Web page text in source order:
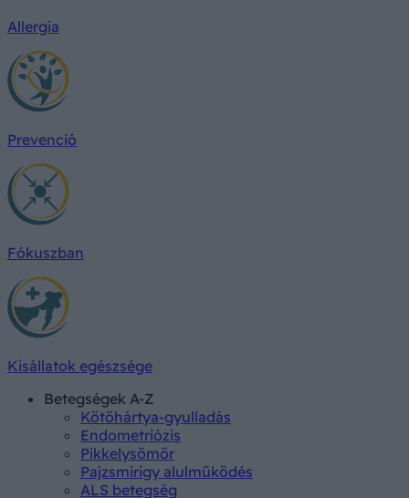
Allergia
Prevenció
Fókuszban
Kisállatok egészsége
Betegségek A-Z
Kötőhártya-gyulladás
Endometriózis
Pikkelysömör
Pajzsmirigy alulműködés
ALS betegség